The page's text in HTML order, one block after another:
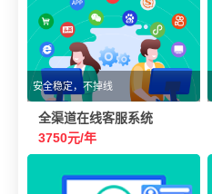
安全稳定，不掉线
全渠道在线客服系统
3750元/年